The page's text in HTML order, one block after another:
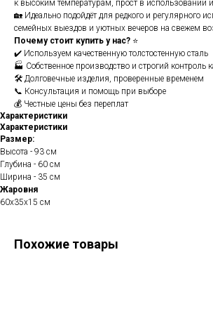
к высоким температурам, прост в использовании и
🏡 Идеально подойдёт для редкого и регулярного
семейных выездов и уютных вечеров на свежем
Почему стоит купить у нас? ⭐
✔️ Используем качественную толстостенную сталь
🏭 Собственное производство и строгий контроль
🛠️ Долговечные изделия, проверенные временем
📞 Консультация и помощь при выборе
💰 Честные цены без переплат
Характеристики
Характеристики
Размер:
Высота - 93 см
Глубина - 60 см
Ширина - 35 см
Жаровня
60х35х15 см
Похожие товары